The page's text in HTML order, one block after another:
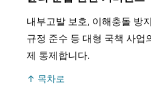
내부고발 보호, 이해충돌 방
규정 준수 등 대형 국책 사업
제 통제합니다.
↑ 목차로